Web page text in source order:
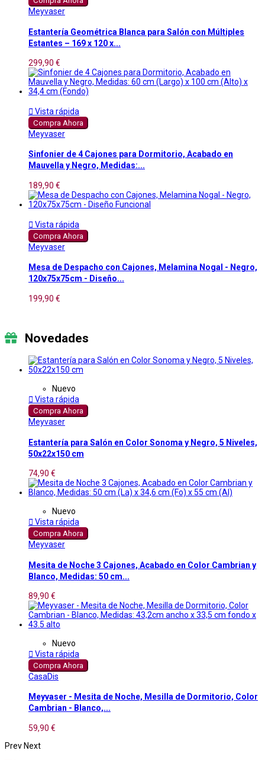
Meyvaser
Estantería Geométrica Blanca para Salón con Múltiples
Estantes – 169 x 120 x...
299,90 €
 Vista rápida
Compra Ahora
Meyvaser
Sinfonier de 4 Cajones para Dormitorio, Acabado en
Mauvella y Negro, Medidas:...
189,90 €
 Vista rápida
Compra Ahora
Meyvaser
Mesa de Despacho con Cajones, Melamina Nogal - Negro,
120x75x75cm - Diseño...
199,90 €
Novedades
Nuevo
 Vista rápida
Compra Ahora
Meyvaser
Estantería para Salón en Color Sonoma y Negro, 5 Niveles,
50x22x150 cm
74,90 €
Nuevo
 Vista rápida
Compra Ahora
Meyvaser
Mesita de Noche 3 Cajones, Acabado en Color Cambrian y
Blanco, Medidas: 50 cm...
89,90 €
Nuevo
 Vista rápida
Compra Ahora
CasaDis
Meyvaser - Mesita de Noche, Mesilla de Dormitorio, Color
Cambrian - Blanco,...
59,90 €
Prev Next